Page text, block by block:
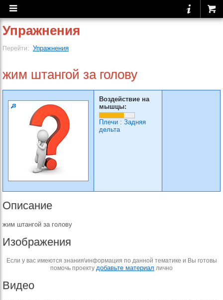
Упражнения
Перейти: Упражнения
жим штангой за голову
Воздействие на
мышцы:
Плечи : Задняя
дельта
Описание
жим штангой за голову
Изображения
Если у вас имеются знания\информация по данной тематике и Вы готовы
помочь проекту добавьте материал лично
Видео